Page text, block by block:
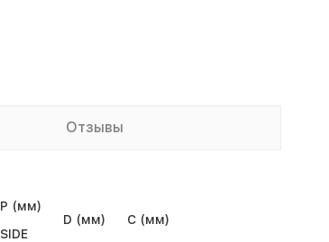
Отзывы
P (мм)
SIDE
D (мм) C (мм)